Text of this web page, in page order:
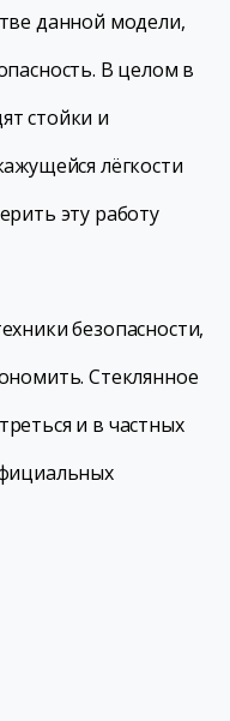
данной модели,
В целом в
стойки и
лёгкости
эту работу
безопасности,
Стеклянное
и в частных